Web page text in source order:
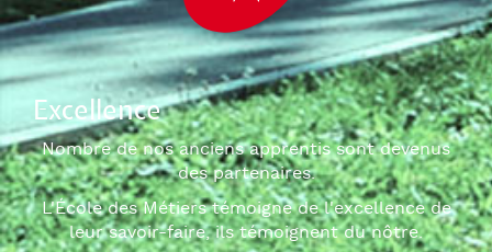
Excellence
Nombre de nos anciens apprentis sont devenus
des partenaires.
L'École des Métiers témoigne de l'excellence de
leur savoir-faire, ils témoignent du nôtre.